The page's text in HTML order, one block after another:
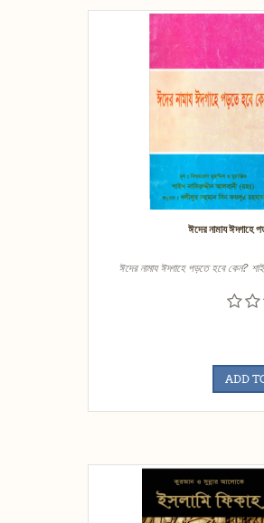
ঈদের নামায ঈদ্গাহে
ঈদের নামায ঈদ্গাহে পড়তে হবে কেন?
ADD